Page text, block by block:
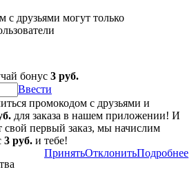
с друзьями могут только
бонус 3 руб.
Ввести
промокодом с друзьями и
для заказа в нашем приложении! И
свой первый заказ, мы начислим
3 руб. и тебе!
ПринятьОтклонитьПодробнее